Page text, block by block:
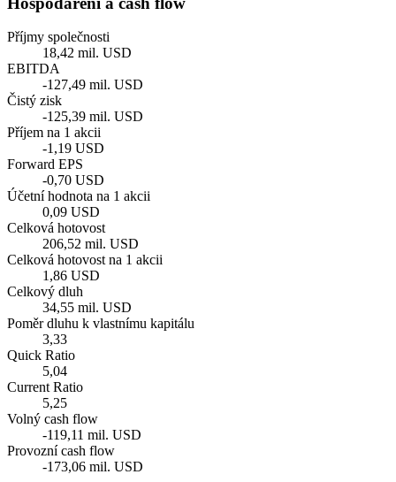
Příjmy společnosti
18,42 mil. USD
EBITDA
-127,49 mil. USD
Čistý zisk
-125,39 mil. USD
Příjem na 1 akcii
-1,19 USD
Forward EPS
-0,70 USD
Účetní hodnota na 1 akcii
0,09 USD
Celková hotovost
206,52 mil. USD
Celková hotovost na 1 akcii
1,86 USD
Celkový dluh
34,55 mil. USD
Poměr dluhu k vlastnímu kapitálu
3,33
Quick Ratio
5,04
Current Ratio
5,25
Volný cash flow
-119,11 mil. USD
Provozní cash flow
-173,06 mil. USD